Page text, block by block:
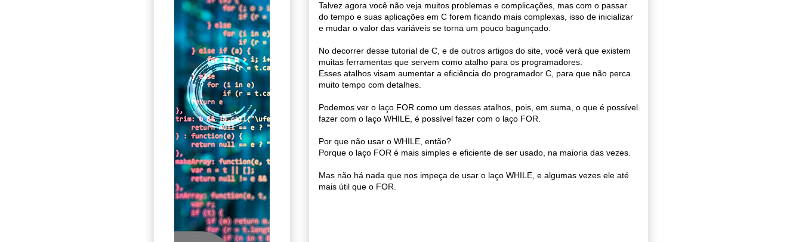
Talvez agora você não veja muitos problemas e complicações, mas com o passar
do tempo e suas aplicações em C forem ficando mais complexas, isso de inicializar
e mudar o valor das variáveis se torna um pouco bagunçado.
No decorrer desse tutorial de C, e de outros artigos do site, você verá que existem
muitas ferramentas que servem como atalho para os programadores.
Esses atalhos visam aumentar a eficiência do programador C, para que não perca
muito tempo com detalhes.
Podemos ver o laço FOR como um desses atalhos, pois, em suma, o que é possível
fazer com o laço WHILE, é possível fazer com o laço FOR.
Por que não usar o WHILE, então?
Porque o laço FOR é mais simples e eficiente de ser usado, na maioria das vezes.
Mas não há nada que nos impeça de usar o laço WHILE, e algumas vezes ele até
mais útil que o FOR.